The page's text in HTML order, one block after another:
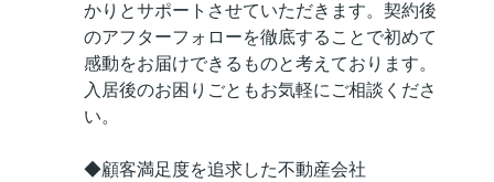
かりとサポートさせていただきます。契約後
のアフターフォローを徹底することで初めて
感動をお届けできるものと考えております。
入居後のお困りごともお気軽にご相談くださ
い。
◆顧客満足度を追求した不動産会社